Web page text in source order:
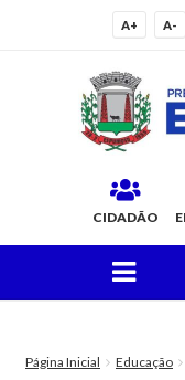
A+ A-
CIDADÃO
Página Inicial
Educação